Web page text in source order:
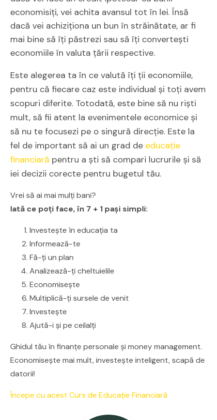
economisiți, vei achita avansul tot în lei. Însă
dacă vei achiziționa un bun în străinătate, ar fi
mai bine să îți păstrezi sau să îți convertești
economiile în valuta țării respective.
Este alegerea ta în ce valută îți ții economiile,
pentru că fiecare caz este individual și toți avem
scopuri diferite. Totodată, este bine să nu riști
mult, să fii atent la evenimentele economice și
să nu te focusezi pe o singură direcție. Este la
fel de important să ai un grad de educație
financiară pentru a ști să compari lucrurile și să
iei decizii corecte pentru bugetul tău.
Vrei să ai mai mulți bani?
Iată ce poți face, în 7 + 1 pași simpli:
Investește în educația ta
Informează-te
Fă-ți un plan
Analizează-ți cheltuielile
Economisește
Multiplică-ți sursele de venit
Investește
Ajută-i și pe ceilalți
Ghidul tău în finanțe personale și money management.
Economisește mai mult, investește inteligent, scapă de
datorii!
Începe cu acest Curs de Educație Financiară